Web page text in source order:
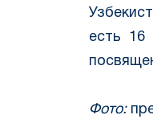
есть 16
Фото: